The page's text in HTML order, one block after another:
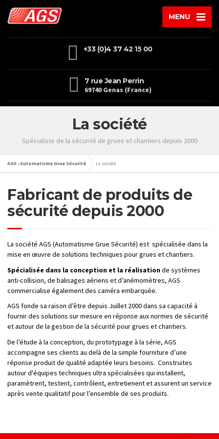
MENU
+33 (0)4 37 42 15 00
7 rue Jean Perrin
69740 Genas (France)
La société
Spécialiste de la sécurité de grues et chantiers depuis 2000
AGS : Automatisme Grue Sécurité La société
Fabricant de produits de
sécurité depuis 2000
La société AGS (Automatisme Grue Sécurité) est spécialisée dans la
mise en œuvre de solutions techniques pour grues et chantiers.
Spécialisée dans la conception et la réalisationde systèmes
anti-collision, de balisages aériens et d’anémomètres, AGS
commercialise également des caméra embarquée.
AGS fonde sa raison d’être depuis Juillet 2000 dans sa capacité à
fournir des solutions sur mesure en réponse aux normes de sécurité
et autour de la gestion de la sécurité pour grues et chantiers.
De l’étude à la conception, du prototypage à la série, AGS
accompagne ses clients au delà de la simple fourniture d’une
réponse produit de qualité adaptée leurs besoins. Construites
autour d'équipes techniques ultra spécialisées qui installent,
paramètrent, testent, contrôlent, entretienent et assurent un service
après vente qualitatif pour l’ensemble de ses produits.